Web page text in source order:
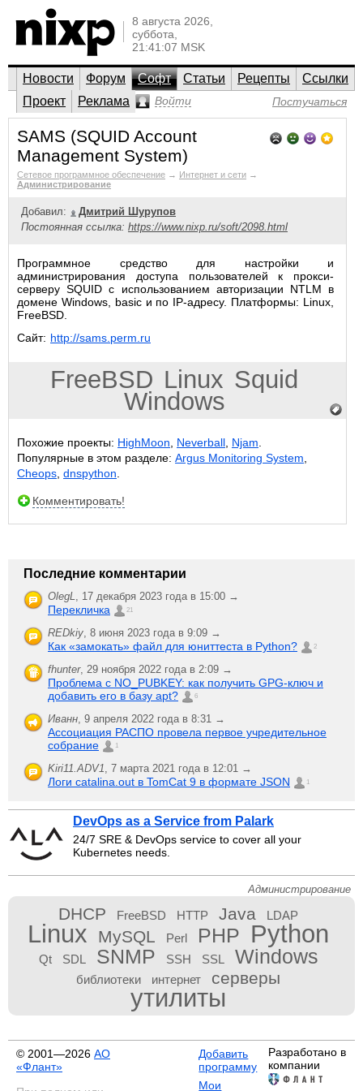
8 августа 2026,
суббота,
21:41:07 MSK
Новости Форум Софт Статьи Рецепты
Ссылки
Проект
Реклама Войти Постучаться
SAMS (SQUID Account
Management System)
Сетевое программное обеспечение → Интернет и сети →
Администрирование
Добавил:
Дмитрий Шурупов
Постоянная ссылка: https://www.nixp.ru/soft/2098.html
Программное средство для настройки и
администрирования доступа пользователей к прокси-
серверу SQUID с использованием авторизации NTLM в
домене Windows, basic и по IP-адресу. Платформы: Linux,
FreeBSD.
Сайт: http://sams.perm.ru
FreeBSD Linux Squid
Windows
Похожие проекты: HighMoon Neverball Njam
Популярные в этом разделе: Argus Monitoring System
Cheops dnspython
Комментировать!
Последние комментарии
OlegL, 17 декабря 2023 года в 15:00 →
Перекличка 21
REDkiy, 8 июня 2023 года в 9:09 →
Как «замокать» файл для юниттеста в Python? 2
fhunter, 29 ноября 2022 года в 2:09 →
Проблема с NO_PUBKEY: как получить GPG-ключ и
добавить его в базу apt?
6
Иванн, 9 апреля 2022 года в 8:31 →
Ассоциация РАСПО провела первое учредительное
собрание
1
Kiri11.ADV1, 7 марта 2021 года в 12:01 →
Логи catalina.out в TomCat 9 в формате JSON 1
DevOps as a Service from Palark
24/7 SRE & DevOps service to cover all your
Kubernetes needs.
Администрирование
DHCP FreeBSD HTTP Java LDAP
Linux MySQL Perl PHP Python
Qt SDL SNMP SSH SSL Windows
библиотеки интернет серверы
утилиты
© 2001—2026 АО
«Флант»
Добавить
программу
Мои
Разработано в
компании